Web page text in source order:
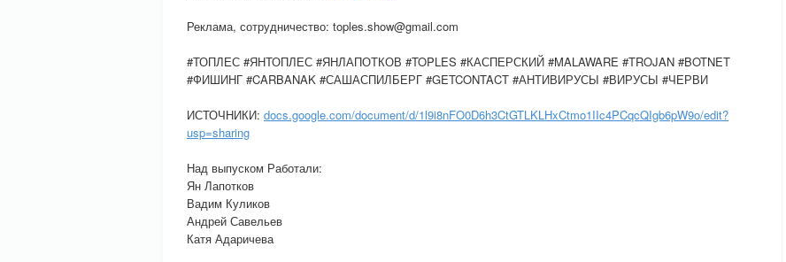
Реклама, сотрудничество: toples.show@gmail.com
#ТОПЛЕС #ЯНТОПЛЕС #ЯНЛАПОТКОВ #TOPLES #КАСПЕРСКИЙ #MALAWARE #TROJAN #BOTNET
#ФИШИНГ #CARBANAK #САШАСПИЛБЕРГ #GETCONTACT #АНТИВИРУСЫ #ВИРУСЫ #ЧЕРВИ
ИСТОЧНИКИ: docs.google.com/document/d/1l9i8nFO0D6h3CtGTLKLHxCtmo1IIc4PCqcQIgb6pW9o/edit?
usp=sharing
Над выпуском Работали:
Ян Лапотков
Вадим Куликов
Андрей Савельев
Катя Адаричева